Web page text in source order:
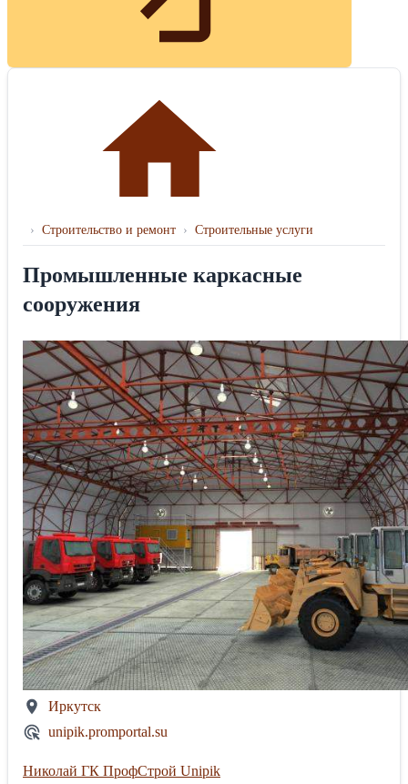
› Строительство и ремонт › Строительные услуги
Промышленные каркасные
сооружения
Иркутск
unipik.promportal.su
Николай ГК ПрофСтрой Unipik